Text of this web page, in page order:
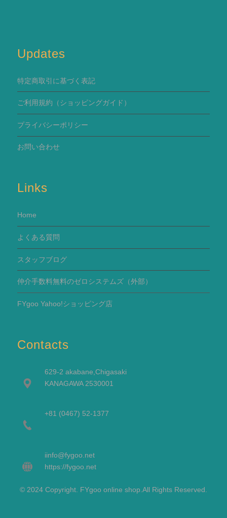
Updates
特定商取引に基づく表記
ご利用規約 （ショッピングガイド）
プライバシーポリシー
お問い合わせ
Links
Home
よくある質問
スタッフブログ
仲介手数料無料のゼロシステムズ（外部）
FYgoo Yahoo!ショッピング店
Contacts
629-2 akabane,Chigasaki
KANAGAWA 2530001
+81 (0467) 52-1377
iinfo@fygoo.net
https://fygoo.net
© 2024 Copyright. FYgoo online shop.All Rights Reserved.